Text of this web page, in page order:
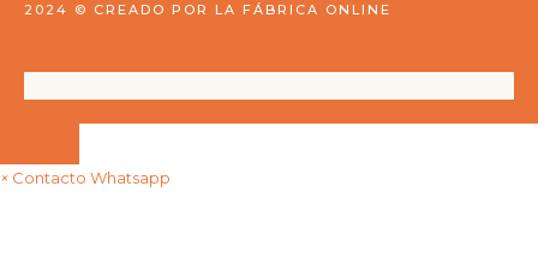
2024 © CREADO POR LA FÁBRICA ONLINE
× Contacto Whatsapp